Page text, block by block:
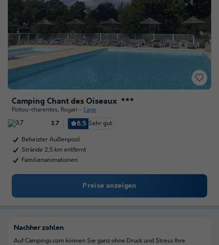
Camping Chant des Oiseaux ★★★
Poitou-charentes, Royan Lage
3.7 8.5 Sehr gut
Beheizter Außenpool
Strände 2,5 km entfernt
Familienanimationen
Preise anzeigen
Nachher zahlen
Auf Campings.com können Sie ganz ohne Druck und Stress Ihre